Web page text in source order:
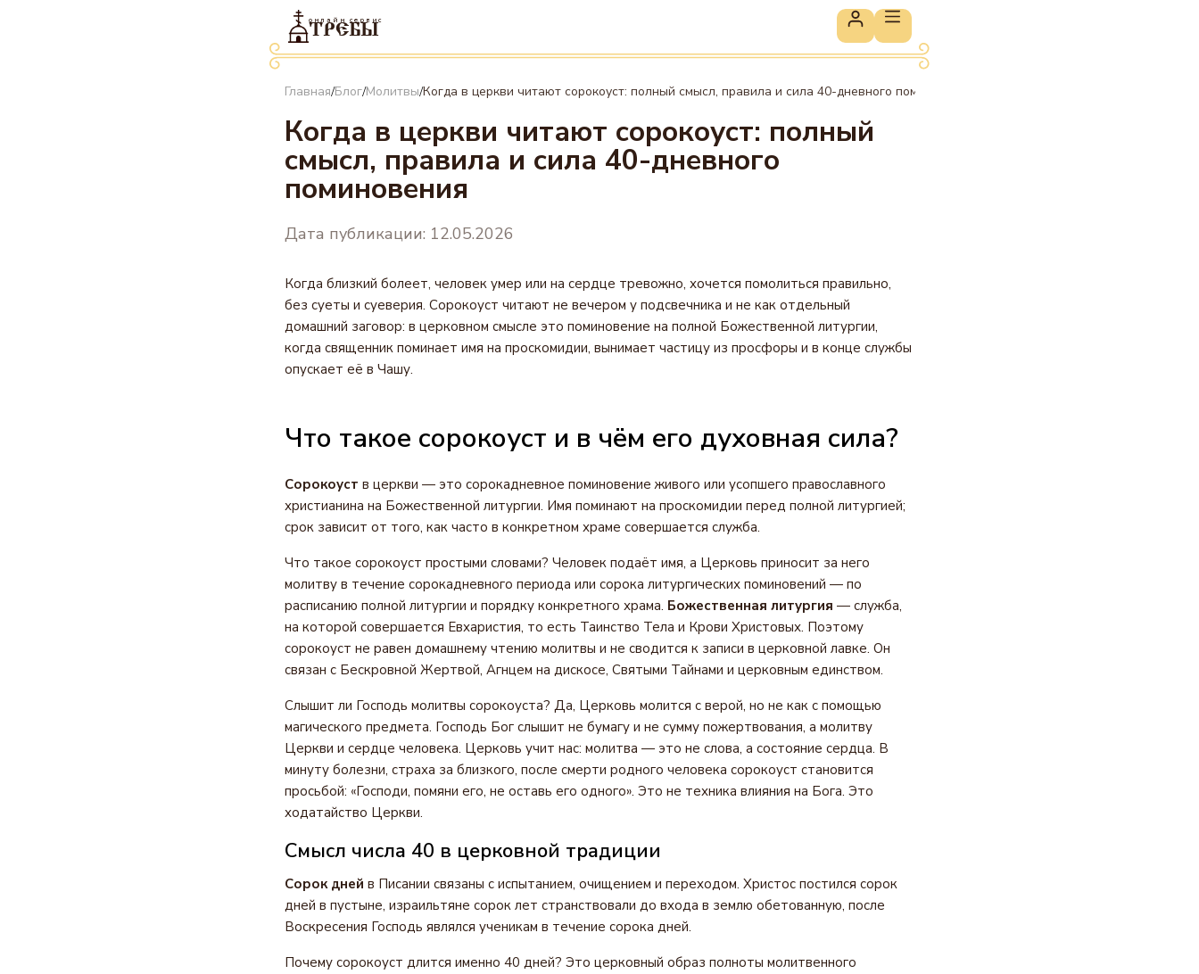
онлайн сервис
ТРЕБЫ
Главная/Блог/Молитвы/Когда в церкви читают сорокоуст: полный смысл, правила и сила 40-дневного поминовения
Когда в церкви читают сорокоуст: полный
смысл, правила и сила 40-дневного
поминовения
Дата публикации: 12.05.2026
Когда близкий болеет, человек умер или на сердце тревожно, хочется помолиться правильно,
без суеты и суеверия. Сорокоуст читают не вечером у подсвечника и не как отдельный
домашний заговор: в церковном смысле это поминовение на полной Божественной литургии,
когда священник поминает имя на проскомидии, вынимает частицу из просфоры и в конце службы
опускает её в Чашу.
Что такое сорокоуст и в чём его духовная сила?
Сорокоуст в церкви — это сорокадневное поминовение живого или усопшего православного
христианина на Божественной литургии. Имя поминают на проскомидии перед полной литургией;
срок зависит от того, как часто в конкретном храме совершается служба.
Что такое сорокоуст простыми словами? Человек подаёт имя, а Церковь приносит за него
молитву в течение сорокадневного периода или сорока литургических поминовений — по
расписанию полной литургии и порядку конкретного храма. Божественная литургия — служба,
на которой совершается Евхаристия, то есть Таинство Тела и Крови Христовых. Поэтому
сорокоуст не равен домашнему чтению молитвы и не сводится к записи в церковной лавке. Он
связан с Бескровной Жертвой, Агнцем на дискосе, Святыми Тайнами и церковным единством.
Слышит ли Господь молитвы сорокоуста? Да, Церковь молится с верой, но не как с помощью
магического предмета. Господь Бог слышит не бумагу и не сумму пожертвования, а молитву
Церкви и сердце человека. Церковь учит нас: молитва — это не слова, а состояние сердца. В
минуту болезни, страха за близкого, после смерти родного человека сорокоуст становится
просьбой: «Господи, помяни его, не оставь его одного». Это не техника влияния на Бога. Это
ходатайство Церкви.
Смысл числа 40 в церковной традиции
Сорок дней в Писании связаны с испытанием, очищением и переходом. Христос постился сорок
дней в пустыне, израильтяне сорок лет странствовали до входа в землю обетованную, после
Воскресения Господь являлся ученикам в течение сорока дней.
Почему сорокоуст длится именно 40 дней? Это церковный образ полноты молитвенного